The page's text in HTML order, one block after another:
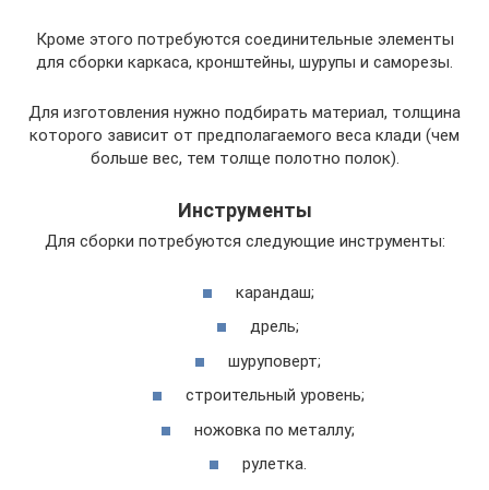
Кроме этого потребуются соединительные элементы
для сборки каркаса, кронштейны, шурупы и саморезы.
Для изготовления нужно подбирать материал, толщина
которого зависит от предполагаемого веса клади (чем
больше вес, тем толще полотно полок).
Инструменты
Для сборки потребуются следующие инструменты:
карандаш;
дрель;
шуруповерт;
строительный уровень;
ножовка по металлу;
рулетка.